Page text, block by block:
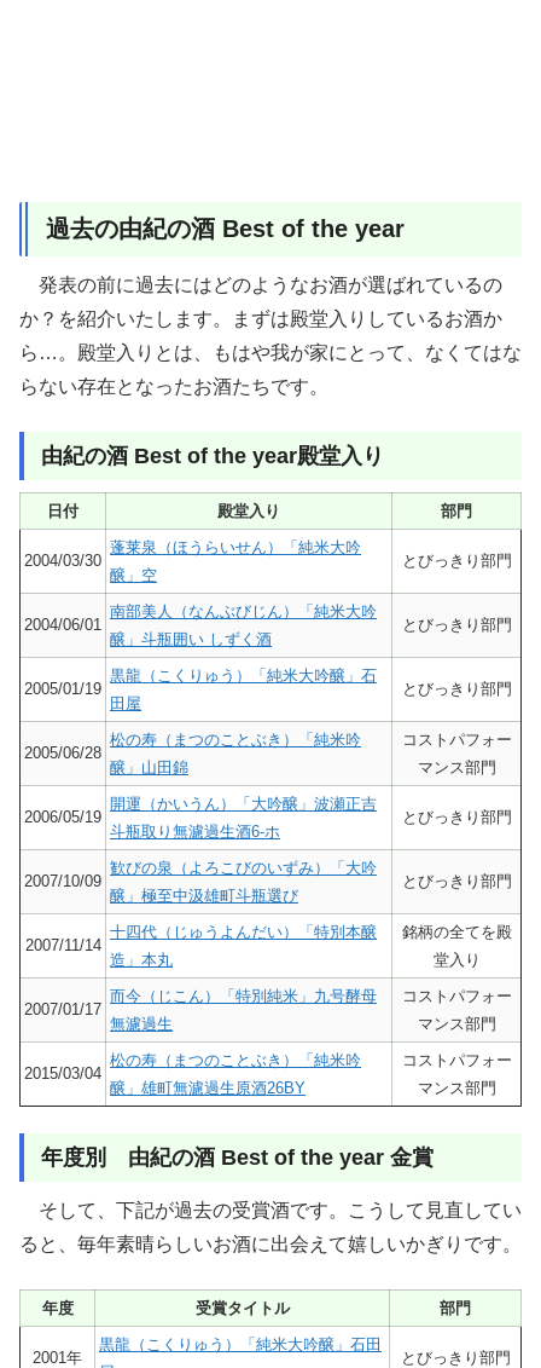
過去の由紀の酒 Best of the year
発表の前に過去にはどのようなお酒が選ばれているの
か？を紹介いたします。まずは殿堂入りしているお酒か
ら…。殿堂入りとは、もはや我が家にとって、なくてはな
らない存在となったお酒たちです。
由紀の酒 Best of the year殿堂入り
日付 殿堂入り 部門
2004/03/30
蓬莱泉（ほうらいせん）「純米大吟
醸」空
とびっきり部門
2004/06/01
南部美人（なんぶびじん）「純米大吟
醸」斗瓶囲い しずく酒
とびっきり部門
2005/01/19
黒龍（こくりゅう）「純米大吟醸」石
田屋
とびっきり部門
2005/06/28
松の寿（まつのことぶき）「純米吟
醸」山田錦
コストパフォー
マンス部門
2006/05/19
開運（かいうん）「大吟醸」波瀬正吉
斗瓶取り無濾過生酒6-ホ
とびっきり部門
2007/10/09
歓びの泉（よろこびのいずみ）「大吟
醸」極至中汲雄町斗瓶選び
とびっきり部門
2007/11/14
十四代（じゅうよんだい）「特別本醸
造」本丸
銘柄の全てを殿
堂入り
2007/01/17
而今（じこん）「特別純米」九号酵母
無濾過生
コストパフォー
マンス部門
2015/03/04
松の寿（まつのことぶき）「純米吟
醸」雄町無濾過生原酒26BY
コストパフォー
マンス部門
年度別 由紀の酒 Best of the year 金賞
そして、下記が過去の受賞酒です。こうして見直してい
ると、毎年素晴らしいお酒に出会えて嬉しいかぎりです。
年度 受賞タイトル 部門
2001年
黒龍（こくりゅう）「純米大吟醸」石田
とびっきり部門